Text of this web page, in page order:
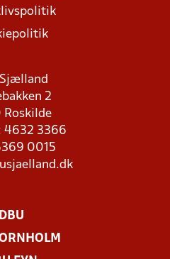
Sjælland
2
4632 3366
0015
DBU